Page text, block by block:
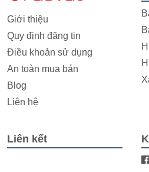
Giới thiệu
Quy định đăng tin
Điều khoản sử dụng
An toàn mua bán
Blog
Liên hệ
Liên kết